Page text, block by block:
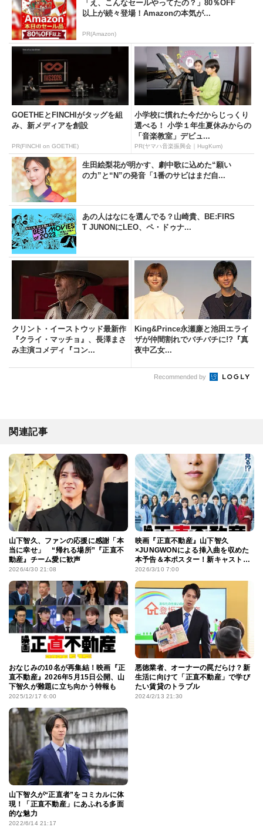
「え、こんなセールやってたの？」80％OFF
以上が続々登場！Amazonの本気が...
PR(Amazon)
GOETHEとFINCHIがタッグを組
み、新メディアを創設
PR(FINCHI on GOETHE)
小学校に慣れた今だからじっくり
選べる！ 小学１年生夏休みからの
「音楽教室」デビュ...
PR(ヤマハ音楽振興会｜HugKum)
生田絵梨花が明かす、劇中歌に込めた“願い
の力”と“N”の発音「1番のサビはまだ自...
あの人はなにを選んでる？山崎貴、BE:FIRS
T JUNONにLEO、ペ・ドゥナ...
クリント・イーストウッド最新作
『クライ・マッチョ』、長澤まさ
み主演コメディ『コン...
King&Prince永瀬廉と池田エライ
ザが仲間割れでバチバチに!?『真
夜中乙女...
Recommended by
関連記事
山下智久、ファンの応援に感謝「本
当に幸せ」 “帰れる場所”『正直不
動産』チーム愛に歓声
2026/4/30 21:08
映画『正直不動産』山下智久
×JUNGWONによる挿入曲を収めた
本予告＆本ポスター！新キャストの
情報も
2026/3/10 7:00
おなじみの10名が再集結！映画『正
直不動産』2026年5月15日公開、山
下智久が難題に立ち向かう特報も
2025/12/17 6:00
悪徳業者、オーナーの罠だらけ？新
生活に向けて「正直不動産」で学び
たい賃貸のトラブル
2024/2/13 21:30
山下智久が“正直者”をコミカルに体
現！「正直不動産」にあふれる多面
的な魅力
2022/6/14 21:17